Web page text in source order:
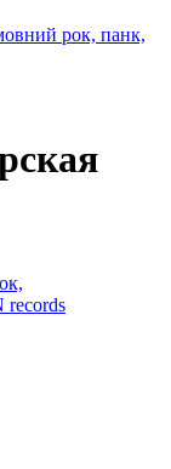
рок, панк,
records